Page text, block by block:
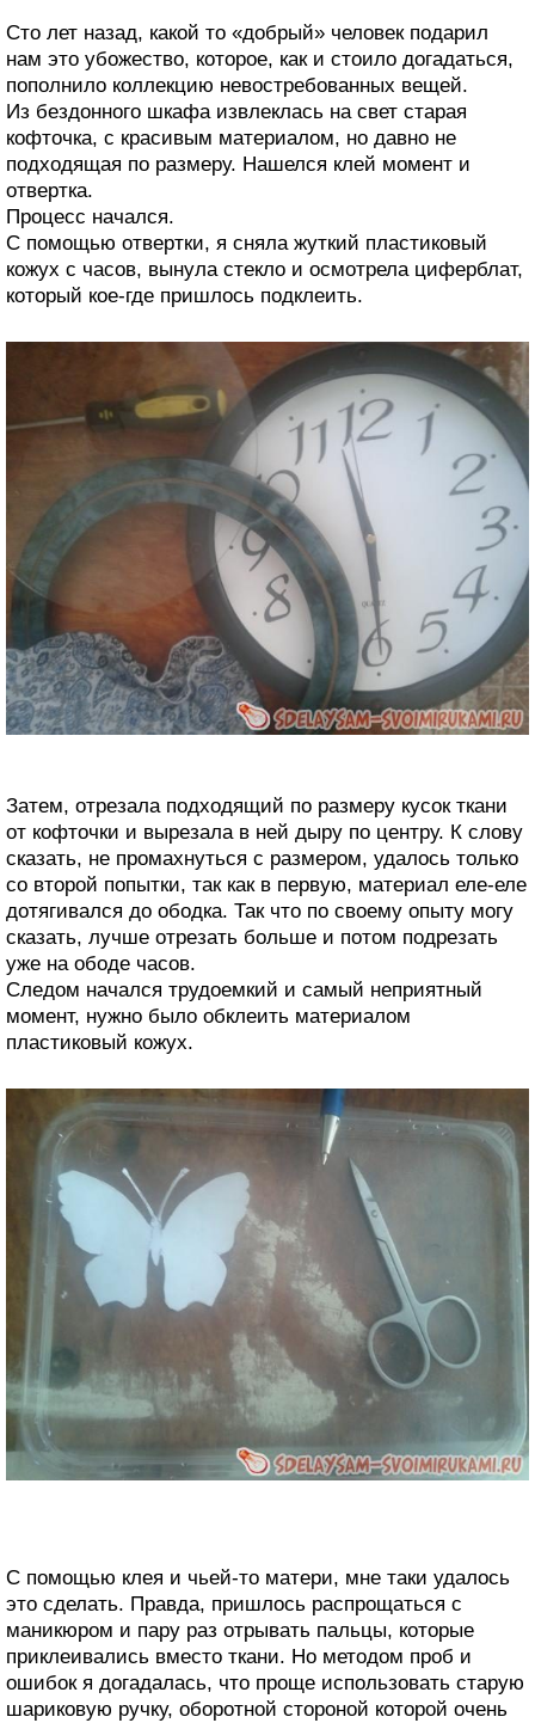
Сто лет назад, какой то «добрый» человек подарил
нам это убожество, которое, как и стоило догадаться,
пополнило коллекцию невостребованных вещей.
Из бездонного шкафа извлеклась на свет старая
кофточка, с красивым материалом, но давно не
подходящая по размеру. Нашелся клей момент и
отвертка.
Процесс начался.
С помощью отвертки, я сняла жуткий пластиковый
кожух с часов, вынула стекло и осмотрела циферблат,
который кое-где пришлось подклеить.
Затем, отрезала подходящий по размеру кусок ткани
от кофточки и вырезала в ней дыру по центру. К слову
сказать, не промахнуться с размером, удалось только
со второй попытки, так как в первую, материал еле-еле
дотягивался до ободка. Так что по своему опыту могу
сказать, лучше отрезать больше и потом подрезать
уже на ободе часов.
Следом начался трудоемкий и самый неприятный
момент, нужно было обклеить материалом
пластиковый кожух.
С помощью клея и чьей-то матери, мне таки удалось
это сделать. Правда, пришлось распрощаться с
маникюром и пару раз отрывать пальцы, которые
приклеивались вместо ткани. Но методом проб и
ошибок я догадалась, что проще использовать старую
шариковую ручку, оборотной стороной которой очень